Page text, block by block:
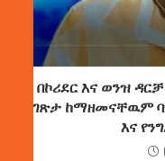
በኮሪደር እና ወንዝ
ገጽታ ከማዘመናቸዉም
እና